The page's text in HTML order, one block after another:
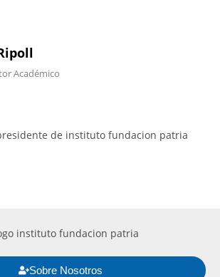
Académico
Sobre Nosotros